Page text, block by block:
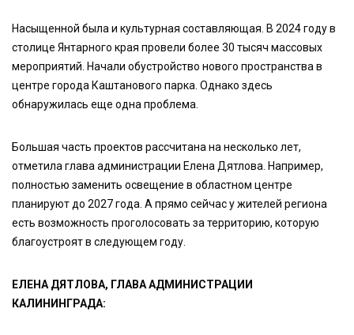
Насыщенной была и культурная составляющая. В 2024 году в
столице Янтарного края провели более 30 тысяч массовых
мероприятий. Начали обустройство нового пространства в
центре города Каштанового парка. Однако здесь
обнаружилась еще одна проблема.
Большая часть проектов рассчитана на несколько лет,
отметила глава администрации Елена Дятлова. Например,
полностью заменить освещение в областном центре
планируют до 2027 года. А прямо сейчас у жителей региона
есть возможность проголосовать за территорию, которую
благоустроят в следующем году.
ЕЛЕНА ДЯТЛОВА, ГЛАВА АДМИНИСТРАЦИИ
КАЛИНИНГРАДА: